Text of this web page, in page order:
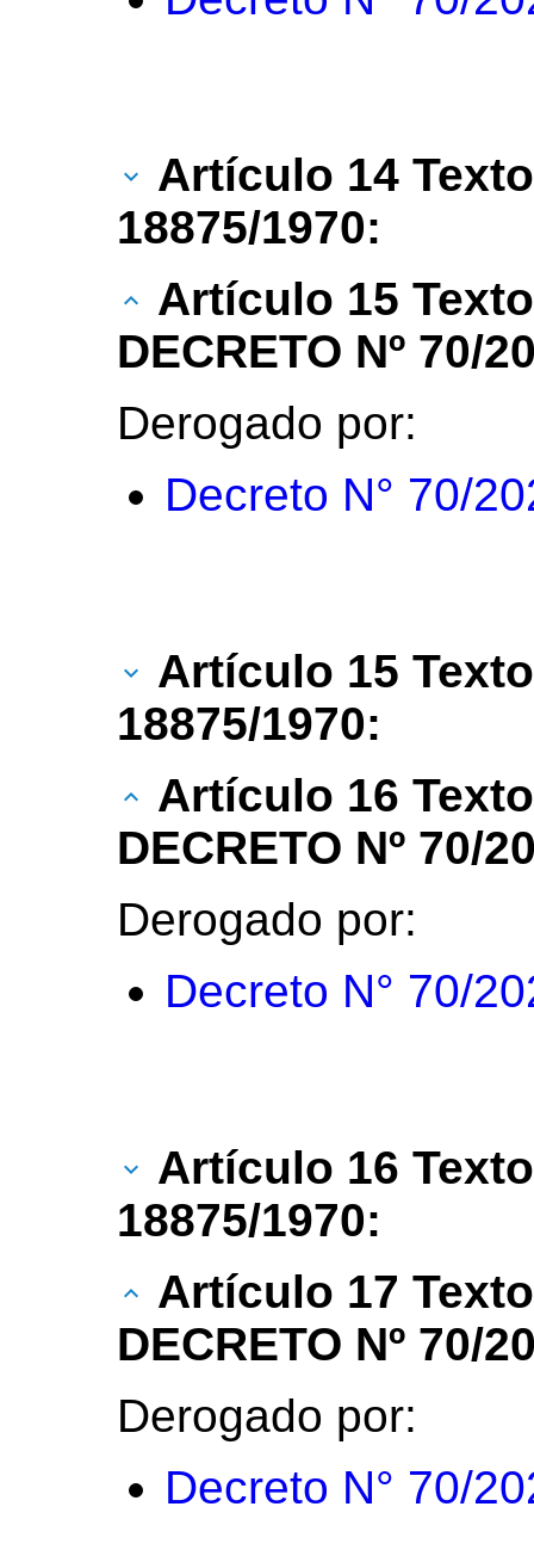
Artículo 14
18875/1970:
Artículo 15
DECRETO Nº 70/
Derogado por:
Decreto N° 70/
Artículo 15
18875/1970:
Artículo 16
DECRETO Nº 70/
Derogado por:
Decreto N° 70/
Artículo 16
18875/1970:
Artículo 17
DECRETO Nº 70/
Derogado por:
Decreto N° 70/